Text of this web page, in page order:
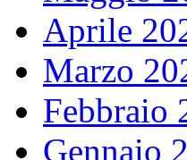
Aprile
Marzo
Febbraio
Gennaio